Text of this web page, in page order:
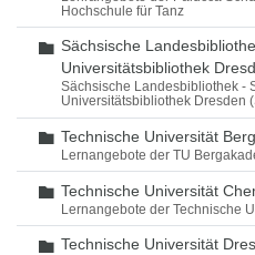
Hochschule für Tanz
Ordner
Sächsische
Universitätsbibliothek
Sächsische Landesbibliothek -
Universitätsbibliothek Dresden
Ordner
Technische Universität
Lernangebote der TU
Ordner
Technische Universität
Lernangebote der Technische
Ordner
Technische Universität